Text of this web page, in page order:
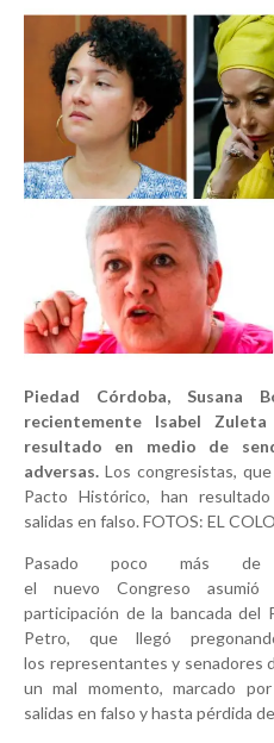
Piedad Córdoba, Susana
recientemente Isabel
resultado en medio de
adversas. Los congresistas,
Pacto Histórico, han
salidas en falso. FOTOS: EL
Pasado poco más
el nuevo Congreso asumió
participación de la bancada del
Petro, que llegó
los representantes y senadores
un mal momento, marcado
salidas en falso y hasta pérdida